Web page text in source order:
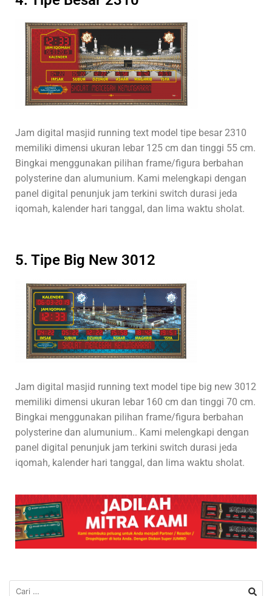
Jam digital masjid running text model tipe besar 2310
memiliki dimensi ukuran lebar 125 cm dan tinggi 55 cm.
Bingkai menggunakan pilihan frame/figura berbahan
polysterine dan alumunium. Kami melengkapi dengan
panel digital penunjuk jam terkini switch durasi jeda
iqomah, kalender hari tanggal, dan lima waktu sholat.
5. Tipe Big New 3012
Jam digital masjid running text model tipe big new 3012
memiliki dimensi ukuran lebar 160 cm dan tinggi 70 cm.
Bingkai menggunakan pilihan frame/figura berbahan
polysterine dan alumunium.. Kami melengkapi dengan
panel digital penunjuk jam terkini switch durasi jeda
iqomah, kalender hari tanggal, dan lima waktu sholat.